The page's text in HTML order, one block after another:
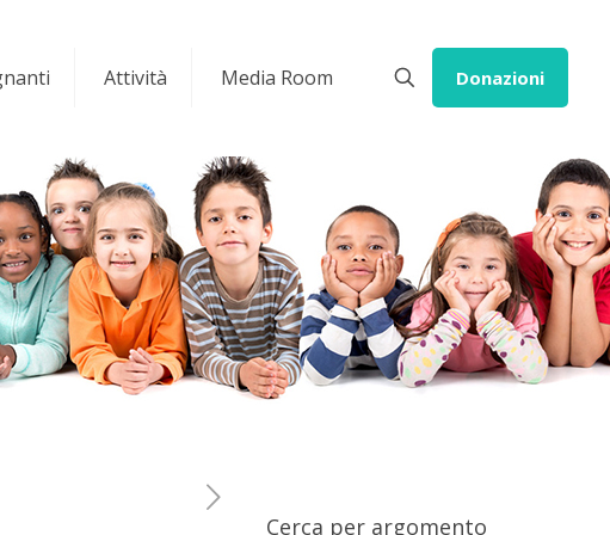
Attività Media Room Donazioni
Cerca per argomento